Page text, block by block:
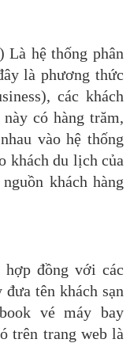
Là hệ thống phân
là phương thức
các khách
có hàng trăm,
vào hệ thống
khách du lịch của
khách hàng
đồng với các
đưa tên khách sạn
vé máy bay
trên trang web là